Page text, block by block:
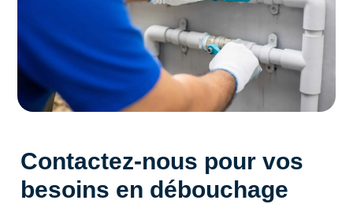
Contactez-nous pour vos
besoins en débouchage